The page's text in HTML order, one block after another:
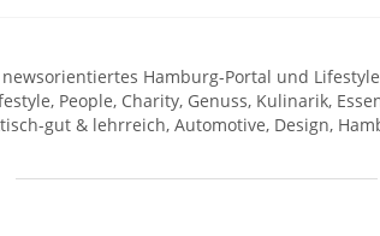
Hamburg-Portal und
People, Charity, Genuss, Kulinarik,
gut & lehrreich, Automotive, Design,